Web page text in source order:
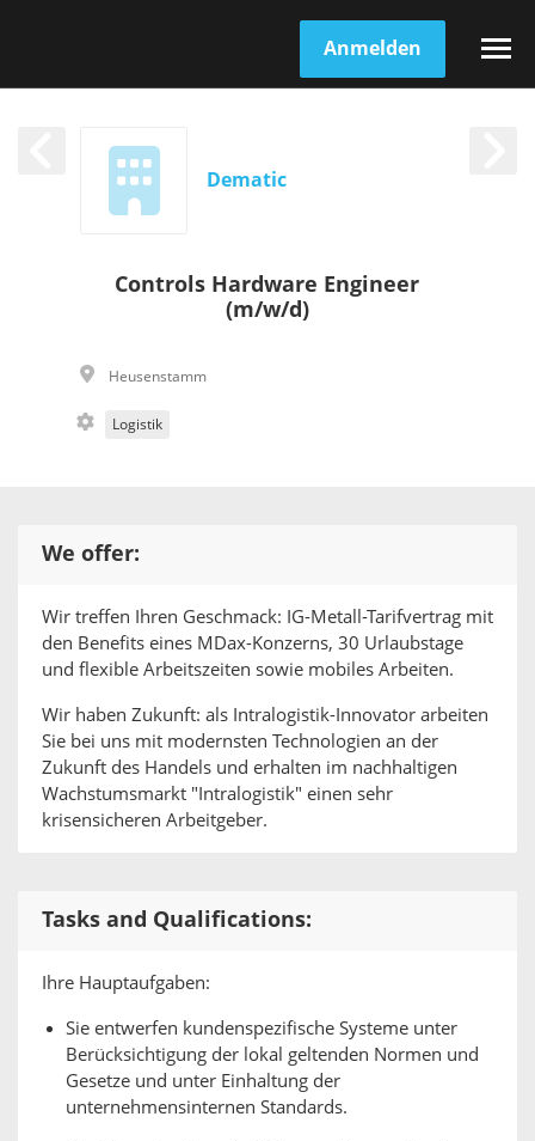
Anmelden
Dematic
Controls Hardware Engineer
(m/w/d)
Heusenstamm
Logistik
We offer:
Wir treffen Ihren Geschmack: IG-Metall-Tarifvertrag mit
den Benefits eines MDax-Konzerns, 30 Urlaubstage
und flexible Arbeitszeiten sowie mobiles Arbeiten.
Wir haben Zukunft: als Intralogistik-Innovator arbeiten
Sie bei uns mit modernsten Technologien an der
Zukunft des Handels und erhalten im nachhaltigen
Wachstumsmarkt "Intralogistik" einen sehr
krisensicheren Arbeitgeber.
Tasks and Qualifications:
Ihre Hauptaufgaben:
Sie entwerfen kundenspezifische Systeme unter
Berücksichtigung der lokal geltenden Normen und
Gesetze und unter Einhaltung der
unternehmensinternen Standards.